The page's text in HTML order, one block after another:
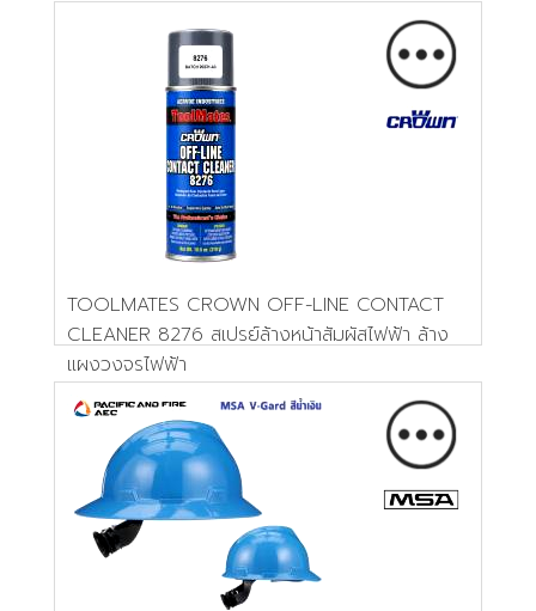
TOOLMATES CROWN OFF-LINE CONTACT
CLEANER 8276 สเปรย์ล้างหน้าสัมผัสไฟฟ้า ล้าง
แผงวงจรไฟฟ้า